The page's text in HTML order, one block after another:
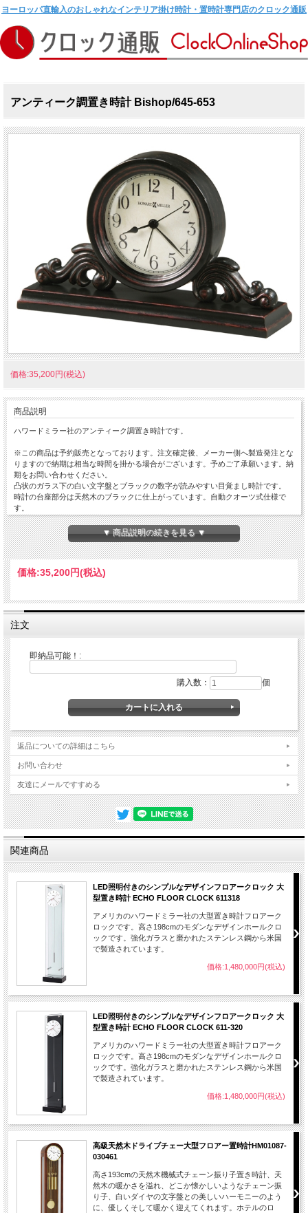
ヨーロッパ直輸入のおしゃれなインテリア掛け時計・置時計専門店のクロック通販
アンティーク調置き時計 Bishop/645-653
価格:35,200円(税込)
商品説明
ハワードミラー社のアンティーク調置き時計です。
※この商品は予約販売となっております。注文確定後、メーカー側へ製造発注とな
りますので納期は相当な時間を掛かる場合がございます。予めご了承願います。納
期をお問い合わせください。
凸状のガラス下の白い文字盤とブラックの数字が読みやすい目覚まし時計です。
時計の台座部分は天然木のブラックに仕上がっています。自動クオーツ式仕様で
す。
サイズ：幅24ｃm × 奥行6ｃm × 高さ15ｃm
時計文字盤の直径が12ｃｍ▼ 商品説明の続きを見る ▼
価格:35,200円(税込)
注文
即納品可能！:
購入数： 個
返品についての詳細はこちら
お問い合わせ
友達にメールですすめる
関連商品
LED照明付きのシンプルなデザインフロアークロック 大
型置き時計 ECHO FLOOR CLOCK 611318
アメリカのハワードミラー社の大型置き時計フロアーク
ロックです。高さ198cmのモダンなデザインホールクロ
ックです。強化ガラスと磨かれたステンレス鋼から米国
で製造されています。
価格:1,480,000円(税込)
LED照明付きのシンプルなデザインフロアークロック 大
型置き時計 ECHO FLOOR CLOCK 611-320
アメリカのハワードミラー社の大型置き時計フロアーク
ロックです。高さ198cmのモダンなデザインホールクロ
ックです。強化ガラスと磨かれたステンレス鋼から米国
で製造されています。
価格:1,480,000円(税込)
高級天然木ドライブチェー大型フロアー置時計HM01087-
030461
高さ193cmの天然木機械式チェーン振り子置き時計、天
然木の暖かさを溢れ、どこか懐かしいようなチェーン振
り子、白いダイヤの文字盤との美しいハーモニーのよう
に、優しくそして暖かく迎えてくれます。ホテルのロ